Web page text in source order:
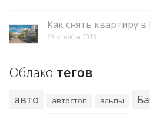
Как снять квартиру
29 сентября 2013 г.
Облако тегов
авто автостоп альпы